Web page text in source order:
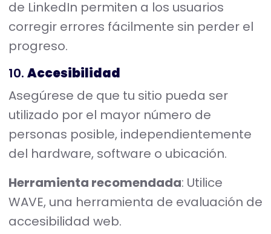
de LinkedIn permiten a los usuarios
corregir errores fácilmente sin perder el
progreso.
10. Accesibilidad
Asegúrese de que tu sitio pueda ser
utilizado por el mayor número de
personas posible, independientemente
del hardware, software o ubicación.
Herramienta recomendada: Utilice
WAVE, una herramienta de evaluación de
accesibilidad web.